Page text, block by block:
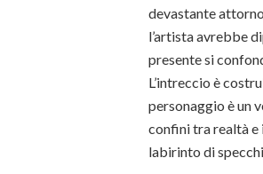
devastante
l’artista avrebbe
presente si
L’intreccio è
personaggio è un
confini tra realtà e
labirinto di